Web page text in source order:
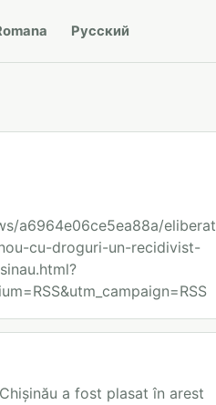
Русский
a6964e06ce5ea88a/
cu-droguri-un-recidivist-
a fost plasat în arest